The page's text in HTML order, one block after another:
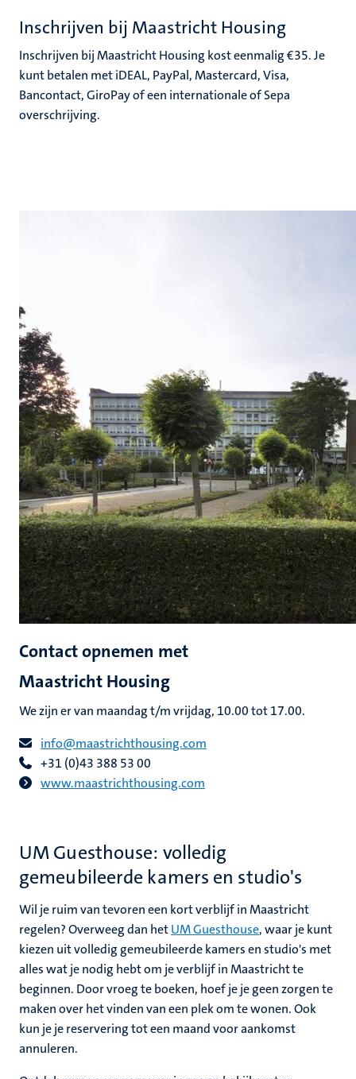
Inschrijven bij Maastricht Housing
Inschrijven bij Maastricht Housing kost eenmalig €35. Je
kunt betalen met iDEAL, PayPal, Mastercard, Visa,
Bancontact, GiroPay of een internationale of Sepa
overschrijving.
Contact opnemen met
Maastricht Housing
We zijn er van maandag t/m vrijdag, 10.00 tot 17.00.
info@maastrichthousing.com
+31 (0)43 388 53 00
www.maastrichthousing.com
UM Guesthouse: volledig
gemeubileerde kamers en studio's
Wil je ruim van tevoren een kort verblijf in Maastricht
regelen? Overweeg dan hetUM Guesthouse, waar je kunt
kiezen uit volledig gemeubileerde kamers en studio's met
alles wat je nodig hebt om je verblijf in Maastricht te
beginnen. Door vroeg te boeken, hoef je je geen zorgen te
maken over het vinden van een plek om te wonen. Ook
kun je je reservering tot een maand voor aankomst
annuleren.